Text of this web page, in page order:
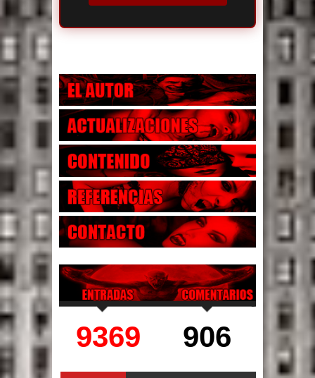
9369 906